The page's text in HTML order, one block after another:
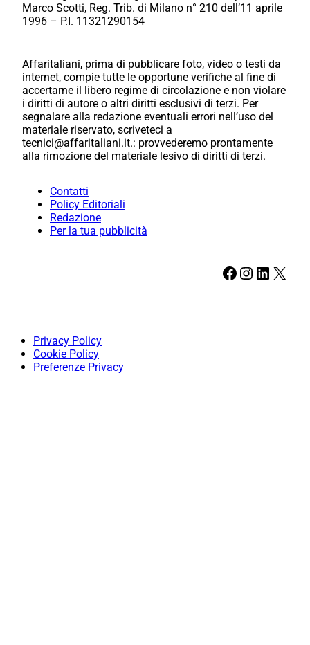
Marco Scotti, Reg. Trib. di Milano n° 210 dell’11 aprile
1996 – P.I. 11321290154
Affaritaliani, prima di pubblicare foto, video o testi da
internet, compie tutte le opportune verifiche al fine di
accertarne il libero regime di circolazione e non violare
i diritti di autore o altri diritti esclusivi di terzi. Per
segnalare alla redazione eventuali errori nell’uso del
materiale riservato, scriveteci a
tecnici@affaritaliani.it.: provvederemo prontamente
alla rimozione del materiale lesivo di diritti di terzi.
Contatti
Policy Editoriali
Redazione
Per la tua pubblicità
Facebook Instagram LinkedIn X
Privacy Policy
Cookie Policy
Preferenze Privacy